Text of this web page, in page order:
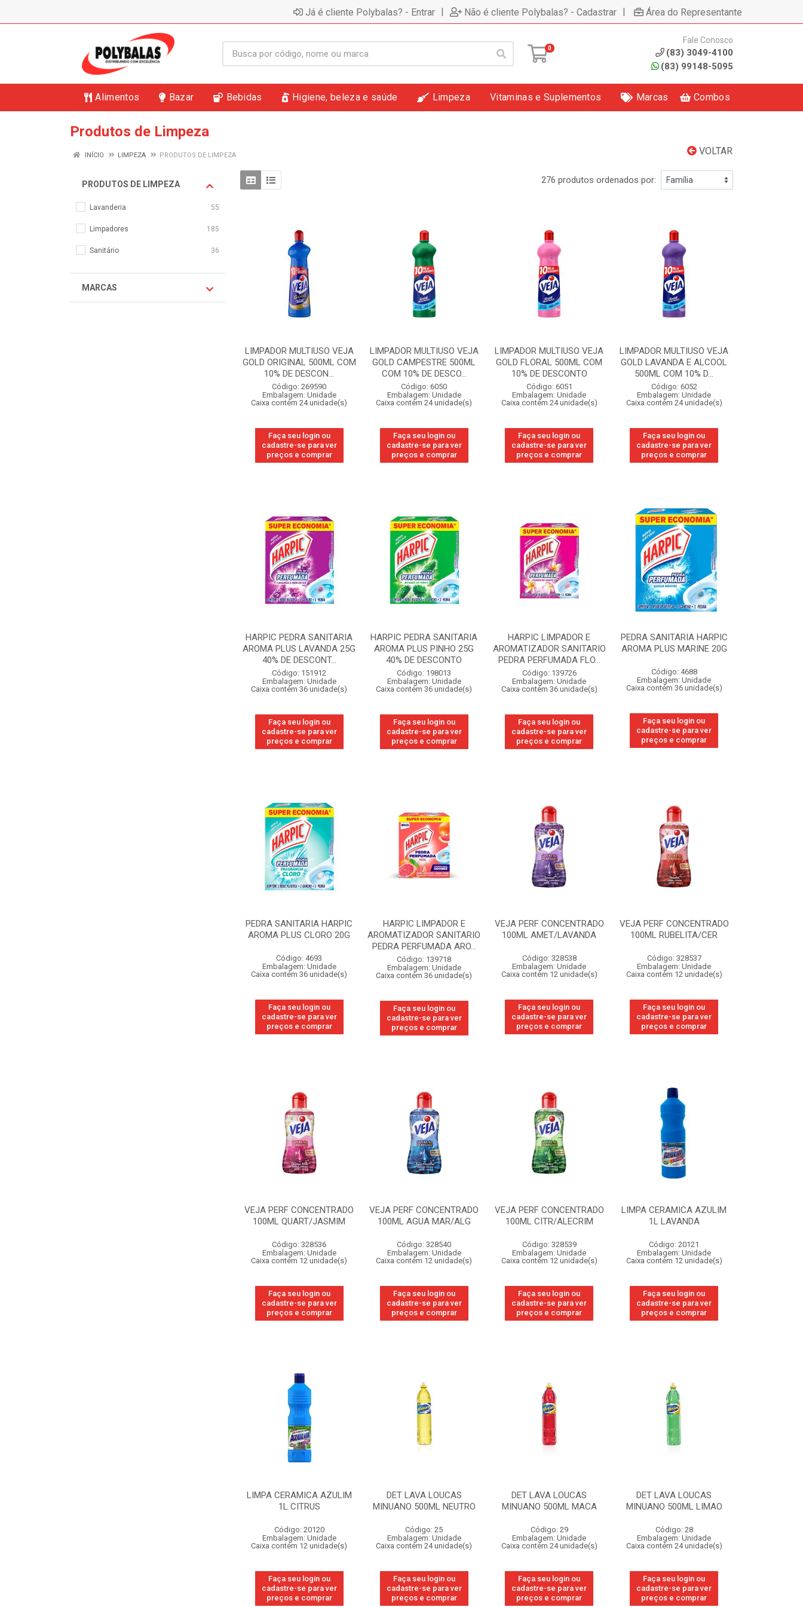
Já é cliente Polybalas? - Entrar | Não é cliente Polybalas? - Cadastrar | Área do Representante
0
Fale Conosco
(83) 3049-4100
(83) 99148-5095
Alimentos Bazar Bebidas Higiene, beleza e saúde Limpeza Vitaminas e Suplementos Marcas Combos
Produtos de Limpeza
VOLTAR
INÍCIO LIMPEZA PRODUTOS DE LIMPEZA
PRODUTOS DE LIMPEZA
Lavanderia 55
Limpadores 185
Sanitário 36
MARCAS
276 produtos ordenados por:
LIMPADOR MULTIUSO VEJA
GOLD ORIGINAL 500ML COM
10% DE DESCON...
Código: 269590
Embalagem: Unidade
Caixa contém 24 unidade(s)
Faça seu login ou
cadastre-se para ver
preços e comprar
LIMPADOR MULTIUSO VEJA
GOLD CAMPESTRE 500ML
COM 10% DE DESCO...
Código: 6050
Embalagem: Unidade
Caixa contém 24 unidade(s)
Faça seu login ou
cadastre-se para ver
preços e comprar
LIMPADOR MULTIUSO VEJA
GOLD FLORAL 500ML COM
10% DE DESCONTO
Código: 6051
Embalagem: Unidade
Caixa contém 24 unidade(s)
Faça seu login ou
cadastre-se para ver
preços e comprar
LIMPADOR MULTIUSO VEJA
GOLD LAVANDA E ALCOOL
500ML COM 10% D...
Código: 6052
Embalagem: Unidade
Caixa contém 24 unidade(s)
Faça seu login ou
cadastre-se para ver
preços e comprar
HARPIC PEDRA SANITARIA
AROMA PLUS LAVANDA 25G
40% DE DESCONT...
Código: 151912
Embalagem: Unidade
Caixa contém 36 unidade(s)
Faça seu login ou
cadastre-se para ver
preços e comprar
HARPIC PEDRA SANITARIA
AROMA PLUS PINHO 25G
40% DE DESCONTO
Código: 198013
Embalagem: Unidade
Caixa contém 36 unidade(s)
Faça seu login ou
cadastre-se para ver
preços e comprar
HARPIC LIMPADOR E
AROMATIZADOR SANITARIO
PEDRA PERFUMADA FLO...
Código: 139726
Embalagem: Unidade
Caixa contém 36 unidade(s)
Faça seu login ou
cadastre-se para ver
preços e comprar
PEDRA SANITARIA HARPIC
AROMA PLUS MARINE 20G
Código: 4688
Embalagem: Unidade
Caixa contém 36 unidade(s)
Faça seu login ou
cadastre-se para ver
preços e comprar
PEDRA SANITARIA HARPIC
AROMA PLUS CLORO 20G
Código: 4693
Embalagem: Unidade
Caixa contém 36 unidade(s)
Faça seu login ou
cadastre-se para ver
preços e comprar
HARPIC LIMPADOR E
AROMATIZADOR SANITARIO
PEDRA PERFUMADA ARO...
Código: 139718
Embalagem: Unidade
Caixa contém 36 unidade(s)
Faça seu login ou
cadastre-se para ver
preços e comprar
VEJA PERF CONCENTRADO
100ML AMET/LAVANDA
Código: 328538
Embalagem: Unidade
Caixa contém 12 unidade(s)
Faça seu login ou
cadastre-se para ver
preços e comprar
VEJA PERF CONCENTRADO
100ML RUBELITA/CER
Código: 328537
Embalagem: Unidade
Caixa contém 12 unidade(s)
Faça seu login ou
cadastre-se para ver
preços e comprar
VEJA PERF CONCENTRADO
100ML QUART/JASMIM
Código: 328536
Embalagem: Unidade
Caixa contém 12 unidade(s)
Faça seu login ou
cadastre-se para ver
preços e comprar
VEJA PERF CONCENTRADO
100ML AGUA MAR/ALG
Código: 328540
Embalagem: Unidade
Caixa contém 12 unidade(s)
Faça seu login ou
cadastre-se para ver
preços e comprar
VEJA PERF CONCENTRADO
100ML CITR/ALECRIM
Código: 328539
Embalagem: Unidade
Caixa contém 12 unidade(s)
Faça seu login ou
cadastre-se para ver
preços e comprar
LIMPA CERAMICA AZULIM
1L LAVANDA
Código: 20121
Embalagem: Unidade
Caixa contém 12 unidade(s)
Faça seu login ou
cadastre-se para ver
preços e comprar
LIMPA CERAMICA AZULIM
1L CITRUS
Código: 20120
Embalagem: Unidade
Caixa contém 12 unidade(s)
Faça seu login ou
cadastre-se para ver
preços e comprar
DET LAVA LOUCAS
MINUANO 500ML NEUTRO
Código: 25
Embalagem: Unidade
Caixa contém 24 unidade(s)
Faça seu login ou
cadastre-se para ver
preços e comprar
DET LAVA LOUCAS
MINUANO 500ML MACA
Código: 29
Embalagem: Unidade
Caixa contém 24 unidade(s)
Faça seu login ou
cadastre-se para ver
preços e comprar
DET LAVA LOUCAS
MINUANO 500ML LIMAO
Código: 28
Embalagem: Unidade
Caixa contém 24 unidade(s)
Faça seu login ou
cadastre-se para ver
preços e comprar